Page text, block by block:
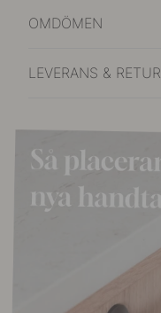
OMDÖMEN
LEVERANS & RETUR